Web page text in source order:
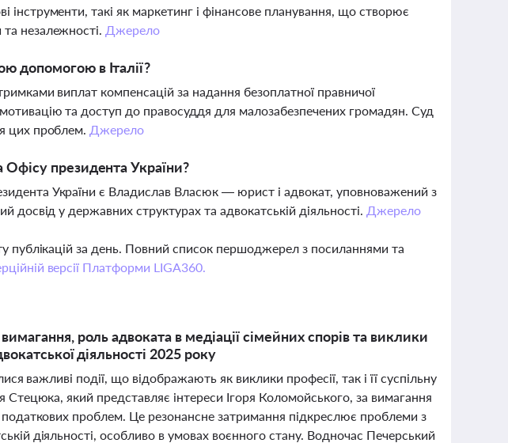
інструменти, такі як маркетинг і фінансове планування, що створює
незалежності. Джерело
допомогою в Італії?
виплат компенсацій за надання безоплатної правничої
та доступ до правосуддя для малозабезпечених громадян. Суд
цих проблем. Джерело
президента України?
України є Владислав Власюк — юрист і адвокат, уповноважений з
досвід у державних структурах та адвокатській діяльності. Джерело
публікацій за день. Повний список першоджерел з посиланнями та
версії Платформи LIGA360.
роль адвоката в медіації сімейних спорів та виклики
діяльності 2025 року
важливі події, що відображають як виклики професії, так і її суспільну
який представляє інтереси Ігоря Коломойського, за вимагання
проблем. Це резонансне затримання підкреслює проблеми з
діяльності, особливо в умовах воєнного стану. Водночас Печерський